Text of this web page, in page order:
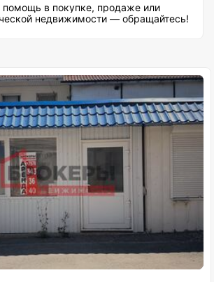
в покупке, продаже или
недвижимости — обращайтесь!